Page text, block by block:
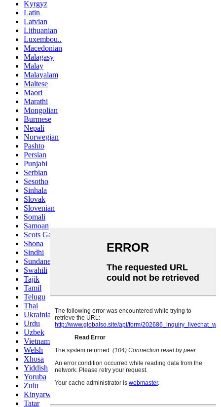
Kyrgyz
Latin
Latvian
Lithuanian
Luxembou..
Macedonian
Malagasy
Malay
Malayalam
Maltese
Maori
Marathi
Mongolian
Burmese
Nepali
Norwegian
Pashto
Persian
Punjabi
Serbian
Sesotho
Sinhala
Slovak
Slovenian
Somali
Samoan
Scots Gaelic
Shona
Sindhi
Sundanese
Swahili
Tajik
Tamil
Telugu
Thai
Ukrainian
Urdu
Uzbek
Vietnamese
Welsh
Xhosa
Yiddish
Yoruba
Zulu
Kinyarwanda
Tatar